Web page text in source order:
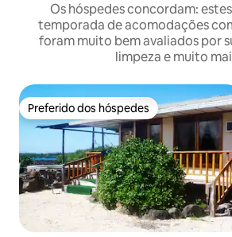
Os hóspedes concordam:
temporada de acomodações
foram muito bem avaliados por
limpeza e muito
Preferido dos hóspedes
Preferido dos hóspedes